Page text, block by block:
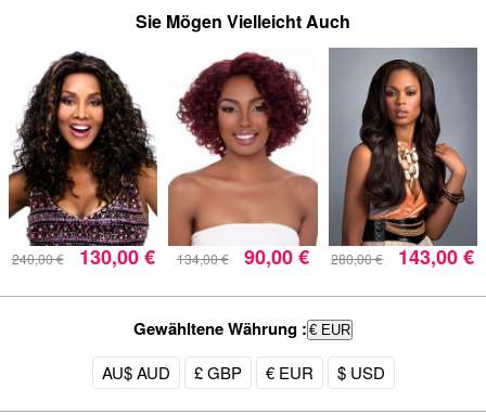
Sie Mögen Vielleicht Auch
240,00 € 130,00 € 134,00 € 90,00 € 280,00 € 143,00 €
Gewähltene Währung : € EUR
AU$ AUD £ GBP € EUR $ USD